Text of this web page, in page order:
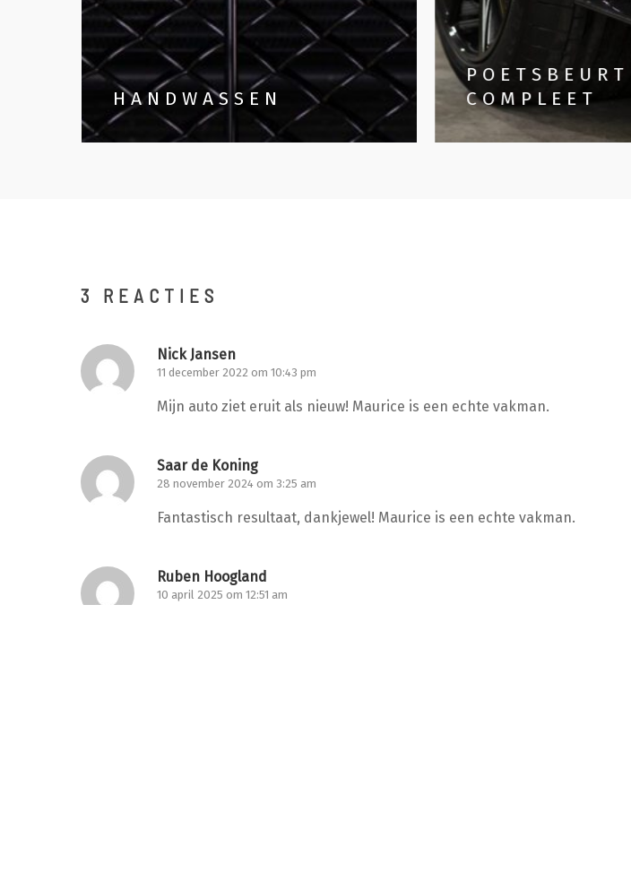
HANDWASSEN
POETSBEURT
COMPLEET
3 REACTIES
Nick Jansen
11 december 2022 om 10:43 pm
Mijn auto ziet eruit als nieuw! Maurice is een echte vakman.
Saar de Koning
28 november 2024 om 3:25 am
Fantastisch resultaat, dankjewel! Maurice is een echte vakman.
Ruben Hoogland
10 april 2025 om 12:51 am